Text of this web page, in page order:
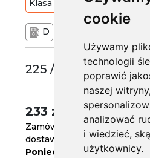
cookie
Używamy
technologii
poprawić
naszej
analizować
i wiedzieć,
użytkownicy.
Klasa Budżetowa 90 Y
D
225 /35 R20
233 zł
Zamów do
godz. 14
dostawa za 3 dni
Poniedziałek